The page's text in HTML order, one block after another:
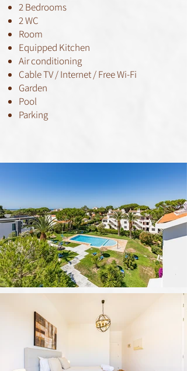
2 Bedrooms
2 WC
Room
Equipped Kitchen
Air conditioning
Cable TV / Internet / Free Wi-Fi
Garden
Pool
Parking